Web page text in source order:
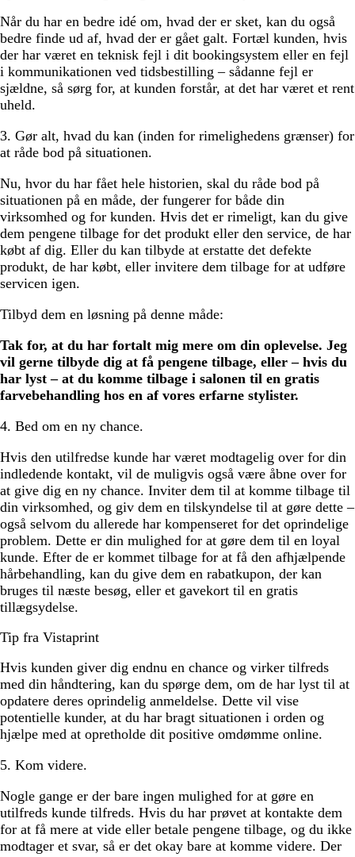
Når du har en bedre idé om, hvad der er sket, kan du også
bedre finde ud af, hvad der er gået galt. Fortæl kunden, hvis
der har været en teknisk fejl i dit bookingsystem eller en fejl
i kommunikationen ved tidsbestilling – sådanne fejl er
sjældne, så sørg for, at kunden forstår, at det har været et rent
uheld.
3. Gør alt, hvad du kan (inden for rimelighedens grænser) for
at råde bod på situationen.
Nu, hvor du har fået hele historien, skal du råde bod på
situationen på en måde, der fungerer for både din
virksomhed og for kunden. Hvis det er rimeligt, kan du give
dem pengene tilbage for det produkt eller den service, de har
købt af dig. Eller du kan tilbyde at erstatte det defekte
produkt, de har købt, eller invitere dem tilbage for at udføre
servicen igen.
Tilbyd dem en løsning på denne måde:
Tak for, at du har fortalt mig mere om din oplevelse. Jeg
vil gerne tilbyde dig at få pengene tilbage, eller – hvis du
har lyst – at du komme tilbage i salonen til en gratis
farvebehandling hos en af vores erfarne stylister.
4. Bed om en ny chance.
Hvis den utilfredse kunde har været modtagelig over for din
indledende kontakt, vil de muligvis også være åbne over for
at give dig en ny chance. Inviter dem til at komme tilbage til
din virksomhed, og giv dem en tilskyndelse til at gøre dette –
også selvom du allerede har kompenseret for det oprindelige
problem. Dette er din mulighed for at gøre dem til en loyal
kunde. Efter de er kommet tilbage for at få den afhjælpende
hårbehandling, kan du give dem en rabatkupon, der kan
bruges til næste besøg, eller et gavekort til en gratis
tillægsydelse.
Tip fra Vistaprint
Hvis kunden giver dig endnu en chance og virker tilfreds
med din håndtering, kan du spørge dem, om de har lyst til at
opdatere deres oprindelig anmeldelse. Dette vil vise
potentielle kunder, at du har bragt situationen i orden og
hjælpe med at opretholde dit positive omdømme online.
5. Kom videre.
Nogle gange er der bare ingen mulighed for at gøre en
utilfreds kunde tilfreds. Hvis du har prøvet at kontakte dem
for at få mere at vide eller betale pengene tilbage, og du ikke
modtager et svar, så er det okay bare at komme videre. Der